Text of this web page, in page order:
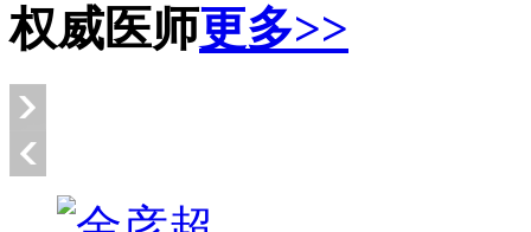
权威医师更多>>